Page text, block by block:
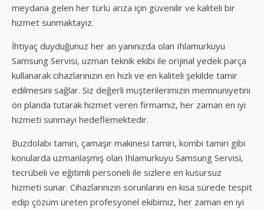
meydana gelen her türlü arıza için güvenilir ve kaliteli bir
hizmet sunmaktayız.
İhtiyaç duyduğunuz her an yanınızda olan Ihlamurkuyu
Samsung Servisi, uzman teknik ekibi ile orijinal yedek parça
kullanarak cihazlarınızın en hızlı ve en kaliteli şekilde tamir
edilmesini sağlar. Siz değerli müşterilerimizin memnuniyetini
ön planda tutarak hizmet veren firmamız, her zaman en iyi
hizmeti sunmayı hedeflemektedir.
Buzdolabı tamiri, çamaşır makinesi tamiri, kombi tamiri gibi
konularda uzmanlaşmış olan Ihlamurkuyu Samsung Servisi,
tecrübeli ve eğitimli personeli ile sizlere en kusursuz
hizmeti sunar. Cihazlarınızın sorunlarını en kısa sürede tespit
edip çözüm üreten profesyonel ekibimiz, her zaman en iyi